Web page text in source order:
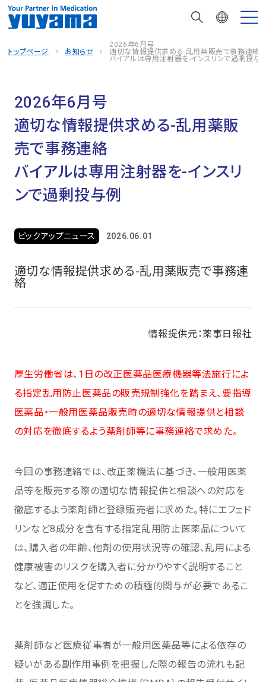
トップページ お知らせ
2026年6月号
適切な情報提供求める-乱用薬販売で事務連絡
バイアルは専用注射器を-インスリンで過剰投与
2026年6月号
適切な情報提供求める-乱用薬販
売で事務連絡
バイアルは専用注射器を-インスリ
ンで過剰投与例
ピックアップニュース 2026.06.01
適切な情報提供求める-乱用薬販売で事務連
絡
情報提供元：薬事日報社
厚生労働省は、1日の改正医薬品医療機器等法施行によ
る指定乱用防止医薬品の販売規制強化を踏まえ、要指導
医薬品・一般用医薬品販売時の適切な情報提供と相談
の対応を徹底するよう薬剤師等に事務連絡で求めた。
今回の事務連絡では、改正薬機法に基づき、一般用医薬
品等を販売する際の適切な情報提供と相談への対応を
徹底するよう薬剤師と登録販売者に求めた。特にエフェド
リンなど8成分を含有する指定乱用防止医薬品について
は、購入者の年齢、他剤の使用状況等の確認、乱用による
健康被害のリスクを購入者に分かりやすく説明すること
など、適正使用を促すための積極的関与が必要であるこ
とを強調した。
薬剤師など医療従事者が一般用医薬品等による依存の
疑いがある副作用事例を把握した際の報告の流れも記